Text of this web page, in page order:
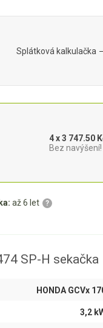
až 6 let ?
Splátková kalkulačka
4 x 3 747.50
Bez navýšení!
SP-H sekačka
HONDA GCVx
3,2